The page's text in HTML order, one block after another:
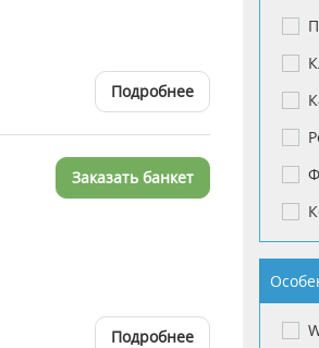
Подробнее
Подробнее
Заказать банкет